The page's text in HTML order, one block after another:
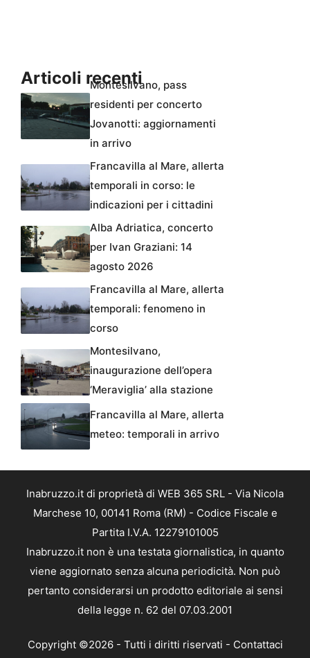
Articoli recenti
Montesilvano, pass
residenti per concerto
Jovanotti: aggiornamenti
in arrivo
Francavilla al Mare, allerta
temporali in corso: le
indicazioni per i cittadini
Alba Adriatica, concerto
per Ivan Graziani: 14
agosto 2026
Francavilla al Mare, allerta
temporali: fenomeno in
corso
Montesilvano,
inaugurazione dell’opera
‘Meraviglia’ alla stazione
Francavilla al Mare, allerta
meteo: temporali in arrivo
Inabruzzo.it di proprietà di WEB 365 SRL - Via Nicola
Marchese 10, 00141 Roma (RM) - Codice Fiscale e
Partita I.V.A. 12279101005
Inabruzzo.it non è una testata giornalistica, in quanto
viene aggiornato senza alcuna periodicità. Non può
pertanto considerarsi un prodotto editoriale ai sensi
della legge n. 62 del 07.03.2001
Copyright ©2026 - Tutti i diritti riservati - Contattaci